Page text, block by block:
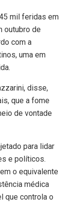
mil feridas em
outubro de
com a
uma em
disse,
que a fome
de vontade
para lidar
e políticos.
o equivalente
médica
que controla o